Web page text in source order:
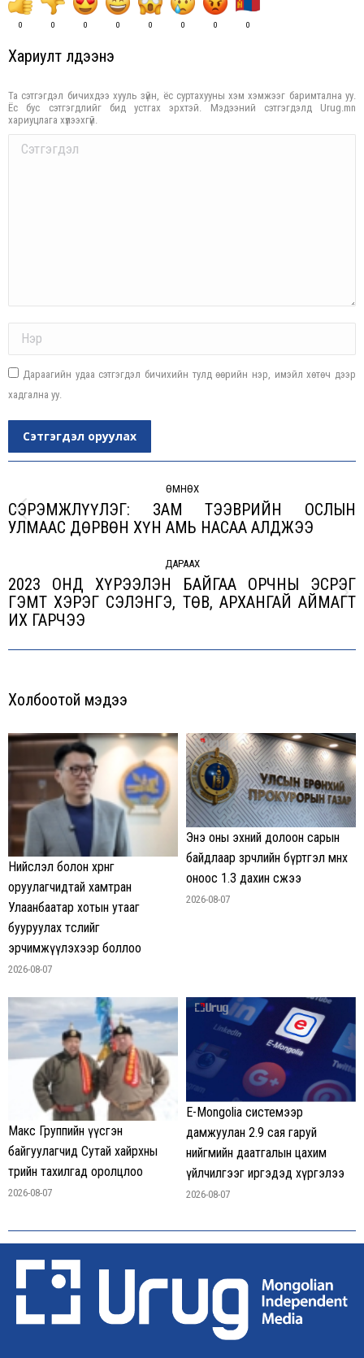
0 0 0 0 0 0 0 0
Хариулт үлдээнэ үү
Та сэтгэгдэл бичихдээ хууль зүйн, ёс суртахууны хэм хэмжээг баримтална уу.
Ёс бус сэтгэгдлийг бид устгах эрхтэй. Мэдээний сэтгэгдэлд Urug.mn
хариуцлага хүлээхгүй.
Comment
Дараагийн удаа сэтгэгдэл бичихийн тулд өөрийн нэр, имэйл хөтөч дээр
хадгална уу.
Сэтгэгдэл оруулах
navigation
ӨМНӨХ
Previous
СЭРЭМЖЛҮҮЛЭГ: ЗАМ ТЭЭВРИЙН ОСЛЫН
УЛМААС ДӨРВӨН ХҮН АМЬ НАСАА АЛДЖЭЭ
ДАРААХ
Next
2023 ОНД ХҮРЭЭЛЭН БАЙГАА ОРЧНЫ ЭСРЭГ
ГЭМТ ХЭРЭГ СЭЛЭНГЭ, ТӨВ, АРХАНГАЙ АЙМАГТ
ИХ ГАРЧЭЭ
Холбоотой мэдээ
Нийслэл болон хөрөнгө
оруулагчидтай хамтран
Улаанбаатар хотын утааг
бууруулах төслийг
эрчимжүүлэхээр боллоо
2026-08-07
Энэ оны эхний долоон сарын
байдлаар зөрчлийн бүртгэл өмнөх
оноос 1.3 дахин өсжээ
2026-08-07
Макс Группийн үүсгэн
байгуулагчид Сутай хайрхны
төрийн тахилгад оролцлоо
2026-08-07
E-Mongolia системээр
дамжуулан 2.9 сая гаруй
нийгмийн даатгалын цахим
үйлчилгээг иргэдэд хүргэлээ
2026-08-07